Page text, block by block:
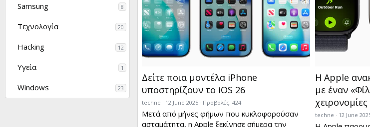
Samsung 8
Τεχνολογία 20
Hacking 12
Υγεία 1
Windows 23
Δείτε ποια μοντέλα iPhone
υποστηρίζουν το iOS 26
techne 12 June 2025 Προβολές: 424
Μετά από μήνες φήμων που κυκλοφορούσαν
ασταμάτητα, η Apple ξεκίνησε σήμερα την
Η Apple
με έναν
techne 12 June